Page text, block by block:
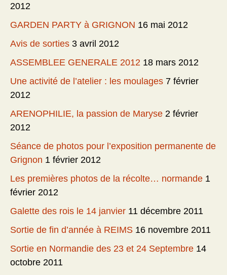
2012
GARDEN PARTY à GRIGNON 16 mai 2012
Avis de sorties 3 avril 2012
ASSEMBLEE GENERALE 2012 18 mars 2012
Une activité de l’atelier : les moulages 7 février
2012
ARENOPHILIE, la passion de Maryse 2 février
2012
Séance de photos pour l’exposition permanente de
Grignon 1 février 2012
Les premières photos de la récolte… normande 1
février 2012
Galette des rois le 14 janvier 11 décembre 2011
Sortie de fin d’année à REIMS 16 novembre 2011
Sortie en Normandie des 23 et 24 Septembre 14
octobre 2011